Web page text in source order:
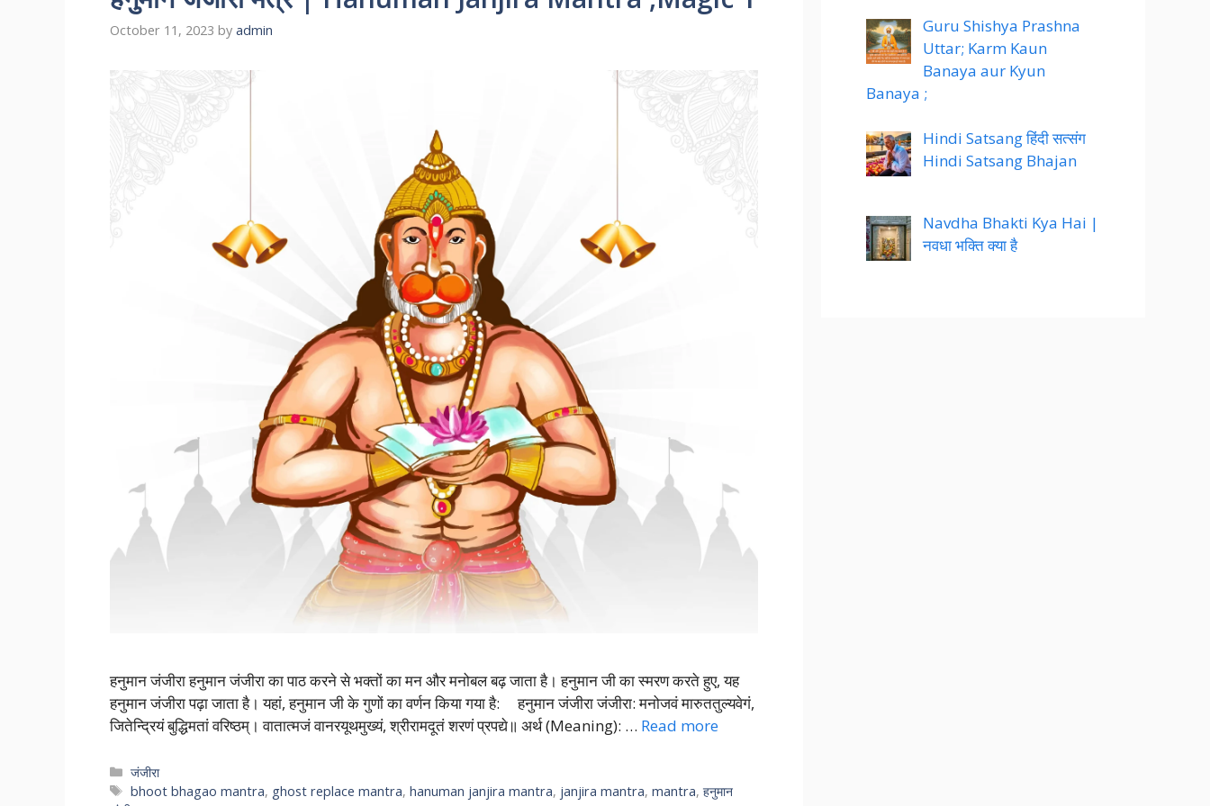
October 11, 2023 by admin
हनुमान जंजीरा हनुमान जंजीरा का पाठ करने से भक्तों का मन और मनोबल बढ़ जाता है। हनुमान जी का स्मरण करते हुए, यह
हनुमान जंजीरा पढ़ा जाता है। यहां, हनुमान जी के गुणों का वर्णन किया गया है: हनुमान जंजीरा जंजीरा: मनोजवं मारुततुल्यवेगं,
जितेन्द्रियं बुद्धिमतां वरिष्ठम्। वातात्मजं वानरयूथमुख्यं, श्रीरामदूतं शरणं प्रपद्ये॥ अर्थ (Meaning): … Read more
Categories
जंजीरा
Tags
bhoot bhagao mantra, ghost replace mantra,hanuman janjira mantra, janjira mantra,mantra,हनुमान
Guru Shishya Prashna
Uttar; Karm Kaun
Banaya aur Kyun
Banaya ;
Hindi Satsang हिंदी सत्संग
Hindi Satsang Bhajan
Navdha Bhakti Kya Hai |
नवधा भक्ति क्या है